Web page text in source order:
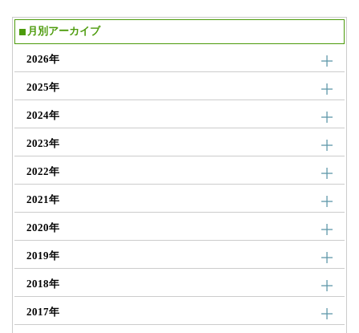
月別アーカイブ
2026年
2025年
2024年
2023年
2022年
2021年
2020年
2019年
2018年
2017年